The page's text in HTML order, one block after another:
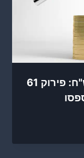
מחיר הדלק עלה ל-8.09 ש"ח: פירוק 61